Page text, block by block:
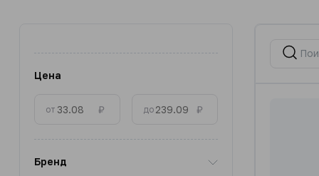
Цена
от ₽ до ₽
Бренд